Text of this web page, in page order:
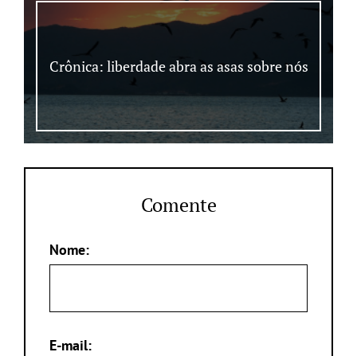
Crônica: liberdade abra as asas sobre nós
Comente
Nome:
E-mail: